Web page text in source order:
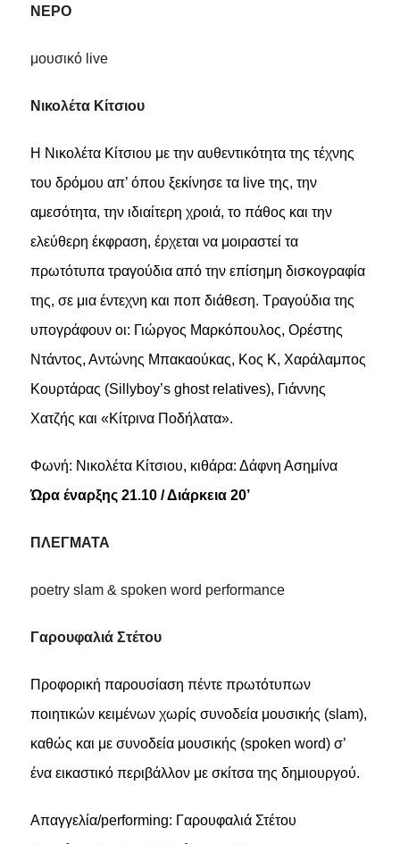
ΝΕΡΟ
μουσικό live
Νικολέτα Κίτσιου
Η Νικολέτα Κίτσιου με την αυθεντικότητα της τέχνης
του δρόμου απ’ όπου ξεκίνησε τα live της, την
αμεσότητα, την ιδιαίτερη χροιά, το πάθος και την
ελεύθερη έκφραση, έρχεται να μοιραστεί τα
πρωτότυπα τραγούδια από την επίσημη δισκογραφία
της, σε μια έντεχνη και ποπ διάθεση. Τραγούδια της
υπογράφουν οι: Γιώργος Μαρκόπουλος, Ορέστης
Ντάντος, Αντώνης Μπακαούκας, Κος Κ, Χαράλαμπος
Κουρτάρας (Sillyboy’s ghost relatives), Γιάννης
Χατζής και «Κίτρινα Ποδήλατα».
Φωνή: Νικολέτα Κίτσιου, κιθάρα: Δάφνη Ασημίνα
Ώρα έναρξης 21.10 / Διάρκεια 20’
ΠΛΕΓΜΑΤΑ
poetry slam & spoken word performance
Γαρουφαλιά Στέτου
Προφορική παρουσίαση πέντε πρωτότυπων
ποιητικών κειμένων χωρίς συνοδεία μουσικής (slam),
καθώς και με συνοδεία μουσικής (spoken word) σ’
ένα εικαστικό περιβάλλον με σκίτσα της δημιουργού.
Απαγγελία/performing: Γαρουφαλιά Στέτου